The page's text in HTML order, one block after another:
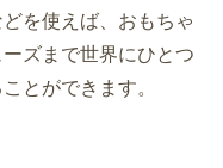
を使えば、おもちゃ
ズまで世界にひとつ
とができます。